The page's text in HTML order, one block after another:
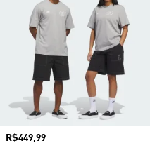
Preço
R$449,99